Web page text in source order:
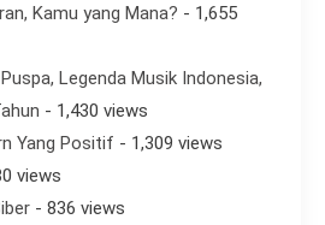
Kamu yang Mana? - 1,655
Legenda Musik Indonesia,
- 1,430 views
Yang Positif - 1,309 views
views
- 836 views